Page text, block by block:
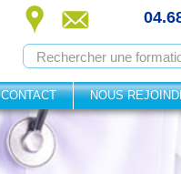
CONTACT NOUS